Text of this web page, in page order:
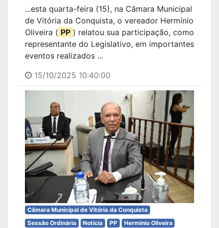
...esta quarta-feira (15), na Câmara Municipal
de Vitória da Conquista, o vereador Hermínio
Oliveira ( PP ) relatou sua participação, como
representante do Legislativo, em importantes
eventos realizados ...
15/10/2025 10:40:00
Câmara Municipal de Vitória da Conquista
Sessão Ordinária
Notícia PP Hermínio Oliveira